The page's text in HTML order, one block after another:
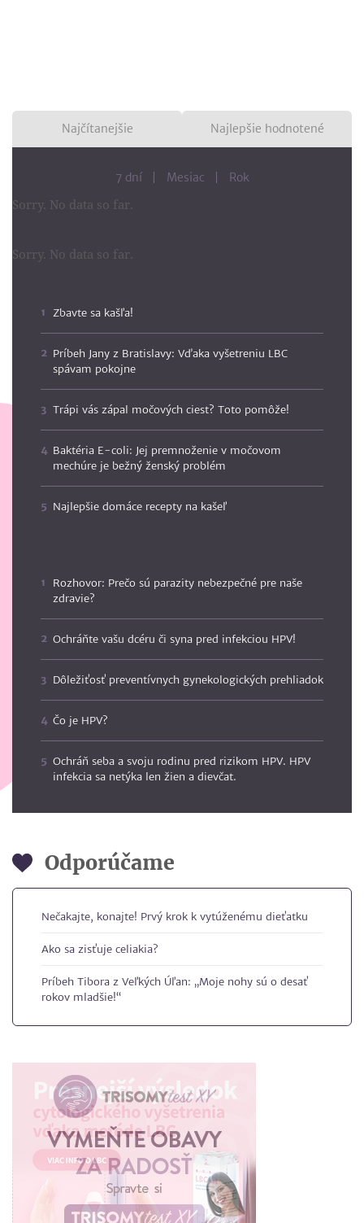
Najčítanejšie Najlepšie hodnotené
7 dní Mesiac Rok
Sorry. No data so far.
Sorry. No data so far.
Zbavte sa kašľa!
Príbeh Jany z Bratislavy: Vďaka vyšetreniu LBC
spávam pokojne
Trápi vás zápal močových ciest? Toto pomôže!
Baktéria E-coli: Jej premnoženie v močovom
mechúre je bežný ženský problém
Najlepšie domáce recepty na kašeľ
Rozhovor: Prečo sú parazity nebezpečné pre naše
zdravie?
Ochráňte vašu dcéru či syna pred infekciou HPV!
Dôležiťosť preventívnych gynekologických prehliadok
Čo je HPV?
Ochráň seba a svoju rodinu pred rizikom HPV. HPV
infekcia sa netýka len žien a dievčat.
Odporúčame
Nečakajte, konajte! Prvý krok k vytúženému dieťatku
Ako sa zisťuje celiakia?
Príbeh Tibora z Veľkých Úľan: „Moje nohy sú o desať
rokov mladšie!“